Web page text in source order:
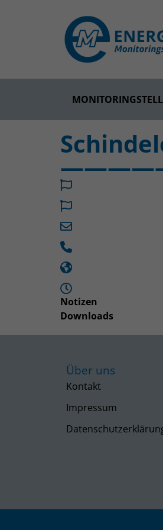
Notizen
Downloads
Über uns
Kontakt
Impressum